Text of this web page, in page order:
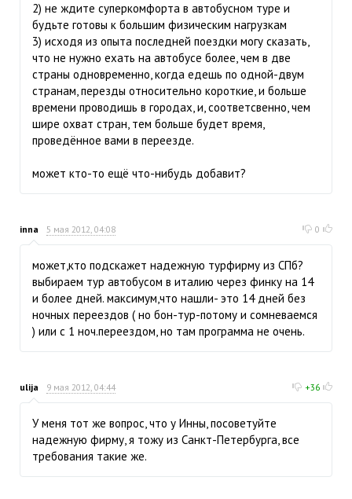
2) не ждите суперкомфорта в автобусном туре и
будьте готовы к большим физическим нагрузкам
3) исходя из опыта последней поездки могу сказать,
что не нужно ехать на автобусе более, чем в две
страны одновременно, когда едешь по одной-двум
странам, перезды относительно короткие, и больше
времени проводишь в городах, и, соответсвенно, чем
шире охват стран, тем больше будет время,
проведённое вами в переезде.
может кто-то ещё что-нибудь добавит?
inna 5 мая 2012, 04:08 0
может,кто подскажет надежную турфирму из СПб?
выбираем тур автобусом в италию через финку на 14
и более дней. максимум,что нашли- это 14 дней без
ночных переездов ( но бон-тур-потому и сомневаемся
) или с 1 ноч.переездом, но там программа не очень.
ulija 9 мая 2012, 04:44 +36
У меня тот же вопрос, что у Инны, посоветуйте
надежную фирму, я тожу из Санкт-Петербурга, все
требования такие же.